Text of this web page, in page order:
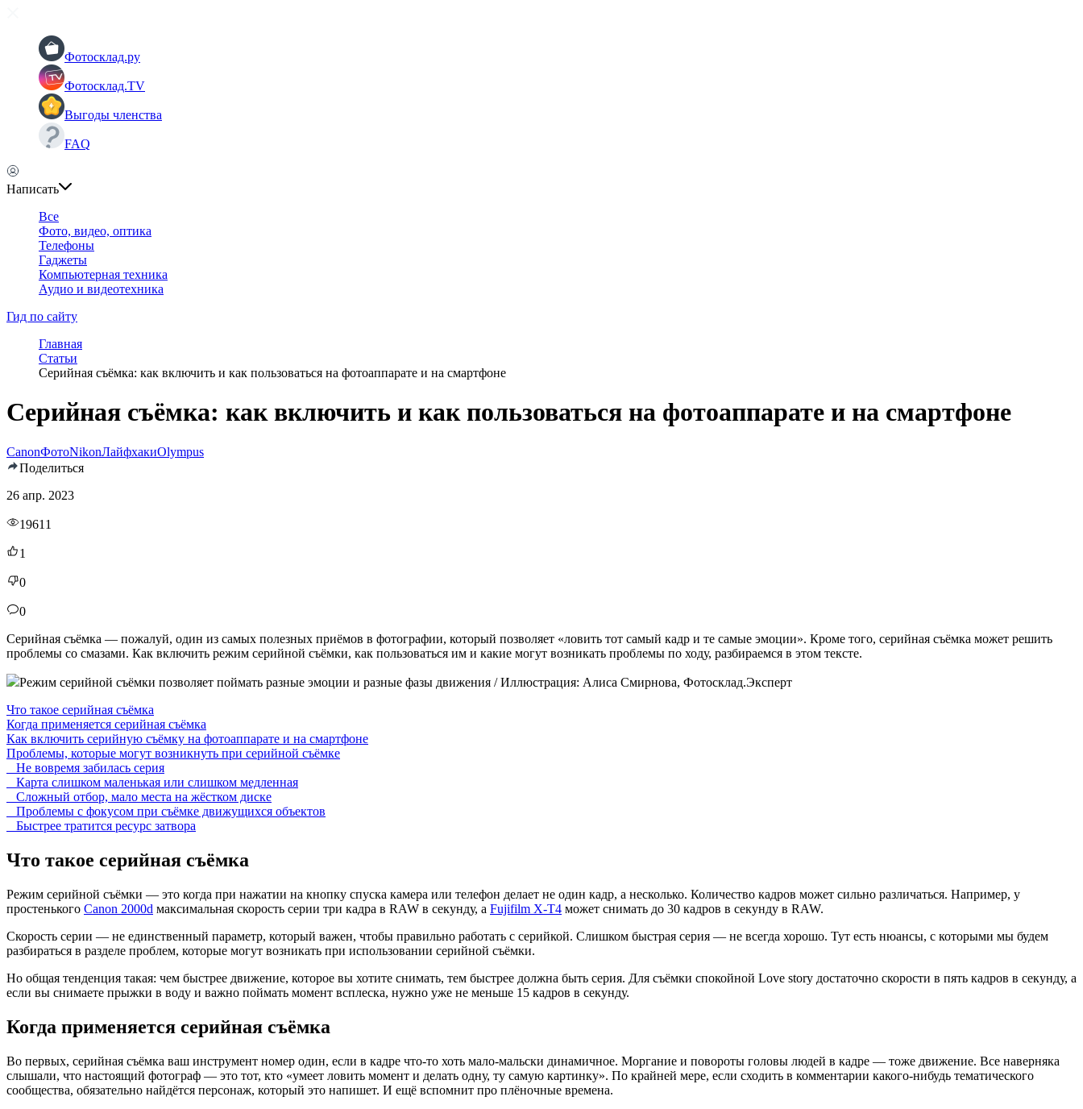
Фотосклад.ру
Фотосклад.TV
Выгоды членства
FAQ
Написать
Все
Фото, видео, оптика
Телефоны
Гаджеты
Компьютерная техника
Аудио и видеотехника
Гид по сайту
Главная
Статьи
Серийная съёмка: как включить и как пользоваться на фотоаппарате и на смартфоне
Серийная съёмка: как включить и как пользоваться на фотоаппарате и на смартфоне
CanonФотоNikonЛайфхакиOlympus
Поделиться
26 апр. 2023
19611
1
0
0
Серийная съёмка — пожалуй, один из самых полезных приёмов в фотографии, который позволяет «ловить тот самый кадр и те самые эмоции». Кроме того, серийная съёмка может решить
проблемы со смазами. Как включить режим серийной съёмки, как пользоваться им и какие могут возникать проблемы по ходу, разбираемся в этом тексте.
Режим серийной съёмки позволяет поймать разные эмоции и разные фазы движения / Иллюстрация: Алиса Смирнова, Фотосклад.Эксперт
Что такое серийная съёмка
Когда применяется серийная съёмка
Как включить серийную съёмку на фотоаппарате и на смартфоне
Проблемы, которые могут возникнуть при серийной съёмке
Не вовремя забилась серия
Карта слишком маленькая или слишком медленная
Сложный отбор, мало места на жёстком диске
Проблемы с фокусом при съёмке движущихся объектов
Быстрее тратится ресурс затвора
Что такое серийная съёмка
Режим серийной съёмки — это когда при нажатии на кнопку спуска камера или телефон делает не один кадр, а несколько. Количество кадров может сильно различаться. Например, у
простенького Canon 2000d максимальная скорость серии три кадра в RAW в секунду, а Fujifilm X-T4 может снимать до 30 кадров в секунду в RAW.
Скорость серии — не единственный параметр, который важен, чтобы правильно работать с серийкой. Слишком быстрая серия — не всегда хорошо. Тут есть нюансы, с которыми мы будем
разбираться в разделе проблем, которые могут возникать при использовании серийной съёмки.
Но общая тенденция такая: чем быстрее движение, которое вы хотите снимать, тем быстрее должна быть серия. Для съёмки спокойной Love story достаточно скорости в пять кадров в секунду, а
если вы снимаете прыжки в воду и важно поймать момент всплеска, нужно уже не меньше 15 кадров в секунду.
Когда применяется серийная съёмка
Во первых, серийная съёмка ваш инструмент номер один, если в кадре что-то хоть мало-мальски динамичное. Моргание и повороты головы людей в кадре — тоже движение. Все наверняка
слышали, что настоящий фотограф — это тот, кто «умеет ловить момент и делать одну, ту самую картинку». По крайней мере, если сходить в комментарии какого-нибудь тематического
сообщества, обязательно найдётся персонаж, который это напишет. И ещё вспомнит про плёночные времена.